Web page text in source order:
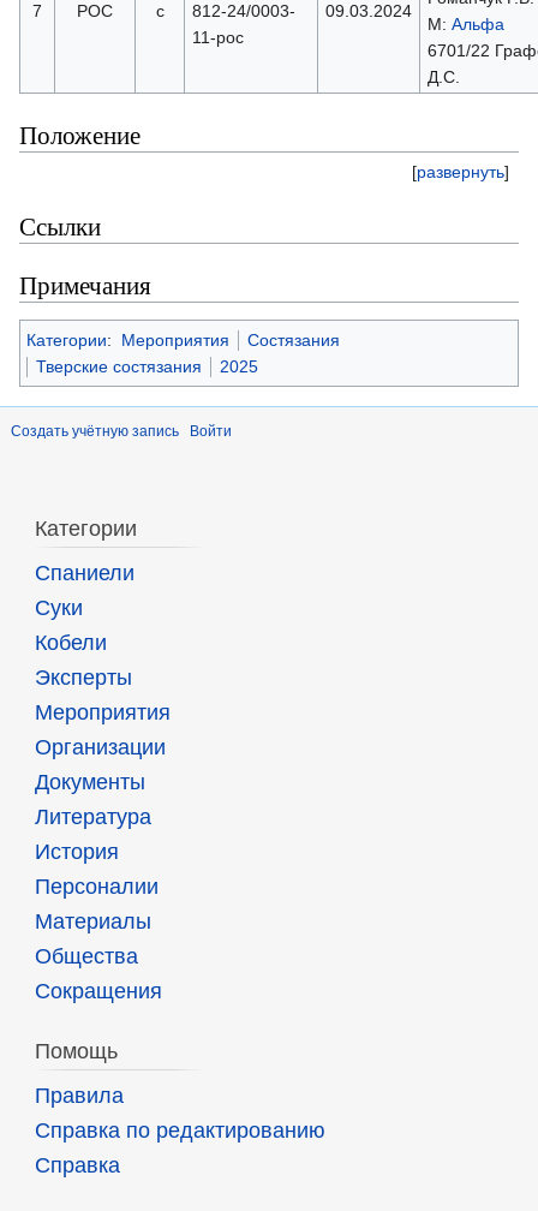
7 РОС с
812-24/0003-
11-рос
09.03.2024
М: Альфа
6701/22
Д.С.
Положение
[развернуть]
Ссылки
Примечания
Категории: Мероприятия
Состязания
Тверские состязания
2025
Создать учётную запись Войти
Категории
Спаниели
Суки
Кобели
Эксперты
Мероприятия
Организации
Документы
Литература
История
Персоналии
Материалы
Общества
Сокращения
Помощь
Правила
Справка по редактированию
Справка